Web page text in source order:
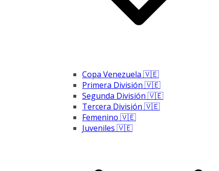
Copa Venezuela 🇻🇪
Primera División 🇻🇪
Segunda División 🇻🇪
Tercera División 🇻🇪
Femenino 🇻🇪
Juveniles 🇻🇪